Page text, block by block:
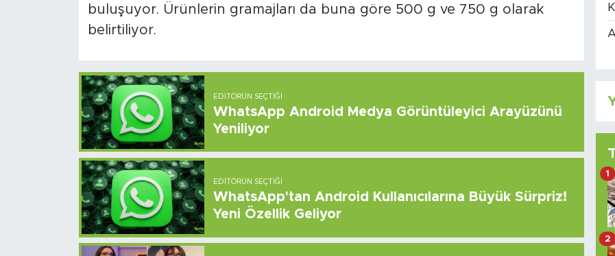
buluşuyor. Ürünlerin gramajları da buna göre 500 g ve 750 g olarak
belirtiliyor.
EDITÖRÜN SEÇTIĞI
WhatsApp Android Medya Görüntüleyici Arayüzünü
Yeniliyor
EDITÖRÜN SEÇTIĞI
WhatsApp'tan Android Kullanıcılarına Büyük Sürpriz!
Yeni Özellik Geliyor
1
2